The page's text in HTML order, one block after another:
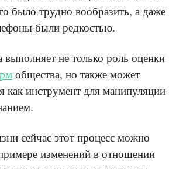
было трудно вообразить, а даже
были редкостью.
не только роль оценки
общества, но также может
как инструмент для манипуляции
сейчас этот процесс можно
изменений в отношении